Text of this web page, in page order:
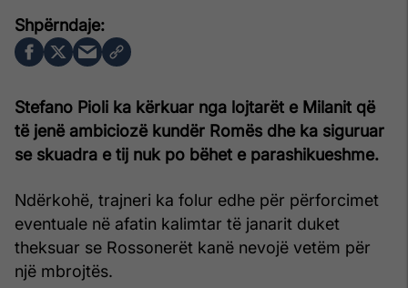
Stefano Pioli ka kërkuar nga lojtarët e Milanit që
të jenë ambiciozë kundër Romës dhe ka siguruar
se skuadra e tij nuk po bëhet e parashikueshme.
Ndërkohë, trajneri ka folur edhe për përforcimet
eventuale në afatin kalimtar të janarit duket
theksuar se Rossonerët kanë nevojë vetëm për
një mbrojtës.